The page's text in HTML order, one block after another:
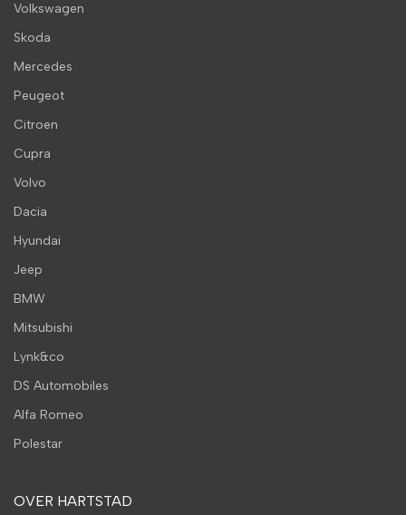
Volkswagen
Skoda
Mercedes
Peugeot
Citroen
Cupra
Volvo
Dacia
Hyundai
Jeep
BMW
Mitsubishi
Lynk&co
DS Automobiles
Alfa Romeo
Polestar
OVER HARTSTAD